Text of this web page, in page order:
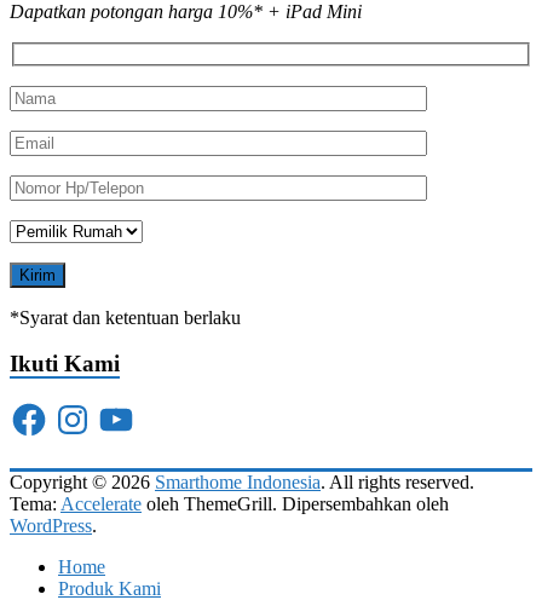
Dapatkan potongan harga 10%* + iPad Mini
*Syarat dan ketentuan berlaku
Ikuti Kami
FacebookInstagramYouTube
Copyright © 2026 Smarthome Indonesia. All rights reserved.
Tema: Accelerate oleh ThemeGrill. Dipersembahkan oleh
WordPress.
Home
Produk Kami